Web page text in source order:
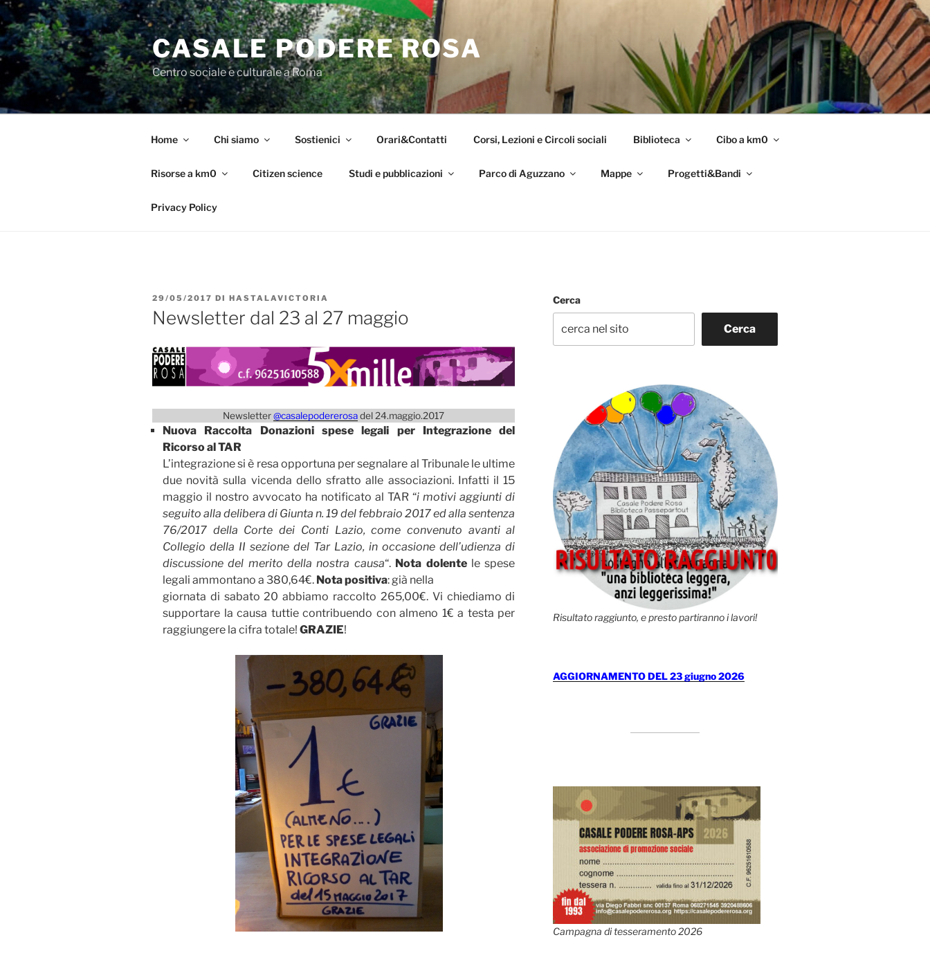
Salta
al
contenuto
CASALE PODERE ROSA
Centro sociale e culturale a Roma
Home Chi siamo Sostienici Orari&Contatti Corsi, Lezioni e Circoli sociali Biblioteca Cibo a km0
Risorse a km0 Citizen science Studi e pubblicazioni Parco di Aguzzano Mappe Progetti&Bandi
Privacy Policy
PUBBLICATO
IL
29/05/2017 DI HASTALAVICTORIA
Newsletter dal 23 al 27 maggio
Newsletter@casalepodererosadel 24.maggio.2017
Nuova Raccolta Donazioni spese legali per Integrazione del
Ricorso al TAR
L’integrazione si è resa opportuna per segnalare al Tribunale le ultime
due novità sulla vicenda dello sfratto alle associazioni. Infatti il 15
maggio il nostro avvocato ha notificato al TAR “i motivi aggiunti di
seguito alla delibera di Giunta n. 19 del febbraio 2017 ed alla sentenza
76/2017 della Corte dei Conti Lazio, come convenuto avanti al
Collegio della II sezione del Tar Lazio, in occasione dell’udienza di
discussione del merito della nostra causa“. Nota dolentele spese
legali ammontano a 380,64€. Nota positiva: già nella
giornata di sabato 20 abbiamo raccolto 265,00€. Vi chiediamo di
supportare la causa tuttie contribuendo con almeno 1€ a testa per
raggiungere la cifra totale! GRAZIE!
Cerca
Cerca
Risultato raggiunto, e presto partiranno i lavori!
AGGIORNAMENTO DEL 23 giugno 2026
Campagna di tesseramento 2026